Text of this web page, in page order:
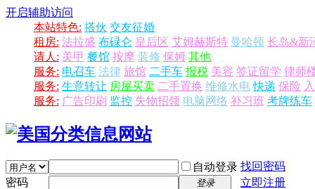
开启辅助访问
本站特色: 搭伙 交友征婚
租房: 法拉盛 布碌仑 皇后区 艾姆赫斯特 曼哈顿 长岛&新
请人: 美甲 餐馆 按摩 装修 保姆 其他
服务: 电召车 法律 旅馆 二手车 报税 美容 签证留学 律师
服务: 生意转让 房屋买卖 二手置换 维修水电 快递 保险
服务: 广告印刷 监控 失物招领 电脑网络 补习班 考牌练车
自动登录 找回密码
密码
登录
立即注册